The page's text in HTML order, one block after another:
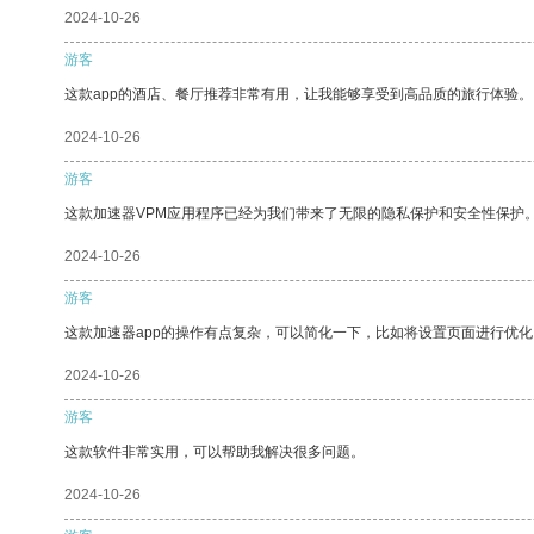
2024-10-26
游客
这款app的酒店、餐厅推荐非常有用，让我能够享受到高品质的旅行体验。
2024-10-26
游客
这款加速器VPM应用程序已经为我们带来了无限的隐私保护和安全性保护
2024-10-26
游客
这款加速器app的操作有点复杂，可以简化一下，比如将设置页面进行优
2024-10-26
游客
这款软件非常实用，可以帮助我解决很多问题。
2024-10-26